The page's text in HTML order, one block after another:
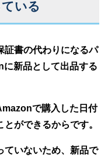
いる
証書の代わりになるパ
新品として出品する
で購入した日付
ができるからです。
ていないため、新品で